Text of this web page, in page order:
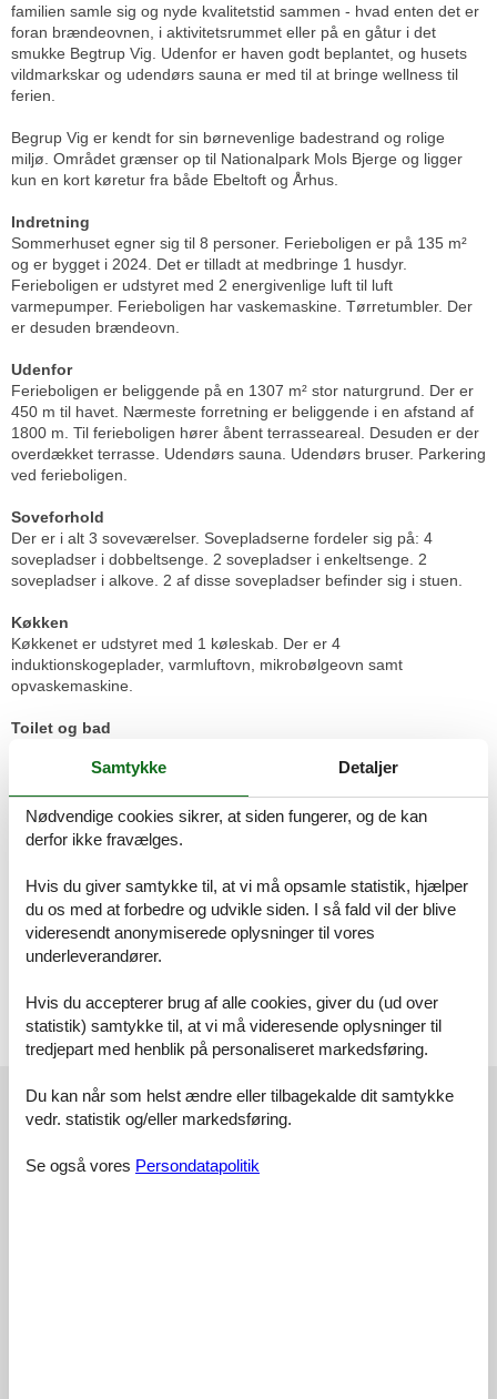
familien samle sig og nyde kvalitetstid sammen - hvad enten det er
foran brændeovnen, i aktivitetsrummet eller på en gåtur i det
smukke Begtrup Vig. Udenfor er haven godt beplantet, og husets
vildmarkskar og udendørs sauna er med til at bringe wellness til
ferien.
Begrup Vig er kendt for sin børnevenlige badestrand og rolige
miljø. Området grænser op til Nationalpark Mols Bjerge og ligger
kun en kort køretur fra både Ebeltoft og Århus.
Indretning
Sommerhuset egner sig til 8 personer. Ferieboligen er på 135 m²
og er bygget i 2024. Det er tilladt at medbringe 1 husdyr.
Ferieboligen er udstyret med 2 energivenlige luft til luft
varmepumper. Ferieboligen har vaskemaskine. Tørretumbler. Der
er desuden brændeovn.
Udenfor
Ferieboligen er beliggende på en 1307 m² stor naturgrund. Der er
450 m til havet. Nærmeste forretning er beliggende i en afstand af
1800 m. Til ferieboligen hører åbent terrasseareal. Desuden er der
overdækket terrasse. Udendørs sauna. Udendørs bruser. Parkering
ved ferieboligen.
Soveforhold
Der er i alt 3 soveværelser. Sovepladserne fordeler sig på: 4
sovepladser i dobbeltsenge. 2 sovepladser i enkeltsenge. 2
sovepladser i alkove. 2 af disse sovepladser befinder sig i stuen.
Køkken
Køkkenet er udstyret med 1 køleskab. Der er 4
induktionskogeplader, varmluftovn, mikrobølgeovn samt
opvaskemaskine.
Toilet og bad
gulvvarme på 2 badeværelser.
Spa
Der er mulighed for afslapning i det udendørs vildmarkskar til 5
Multimedier
I ferieboligen findes 1 Smart-TV. Ingen TV-kanaler - kun streaming.
Der er trådløst internet til rådighed.
Ingen udlejning til ungdomsgrupper, hvor alle er 15-25 år. Rygning
ikke tilladt. Ved overtrædelse af forbuddet opkræves et gebyr på
minimum DKK 3.000,-. Kode til internet: sommerhus
Eksterne anmeldelser
Vores gæsteanmeldelserEksterne anmeldelser
4,7
Samtykke Detaljer
Nødvendige cookies sikrer, at siden fungerer, og de kan
derfor ikke fravælges.
Hvis du giver samtykke til, at vi må opsamle statistik, hjælper
du os med at forbedre og udvikle siden. I så fald vil der blive
videresendt anonymiserede oplysninger til vores
underleverandører.
Hvis du accepterer brug af alle cookies, giver du (ud over
statistik) samtykke til, at vi må videresende oplysninger til
tredjepart med henblik på personaliseret markedsføring.
Du kan når som helst ændre eller tilbagekalde dit samtykke
vedr. statistik og/eller markedsføring.
Se også vores Persondatapolitik